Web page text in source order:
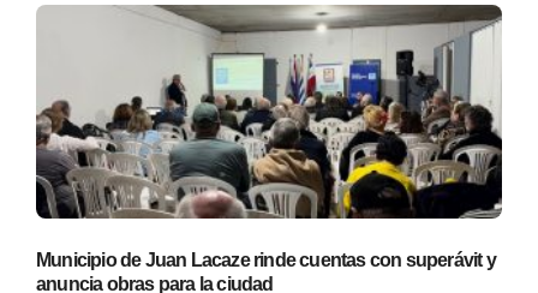
Municipio de Juan Lacaze rinde cuentas con superávit y
anuncia obras para la ciudad